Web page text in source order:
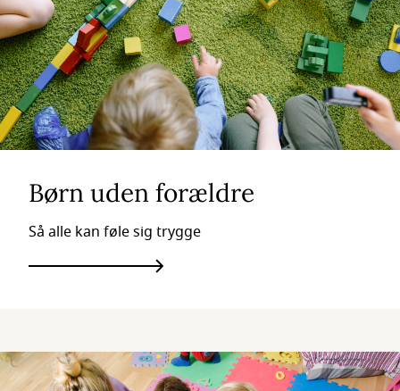
Børn uden forældre
Så alle kan føle sig trygge